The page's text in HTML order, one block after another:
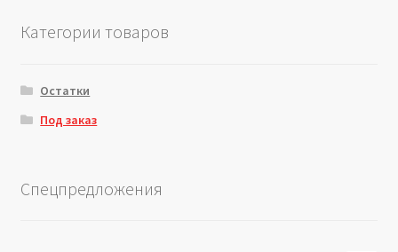
Категории товаров
Остатки
Под заказ
Спецпредложения